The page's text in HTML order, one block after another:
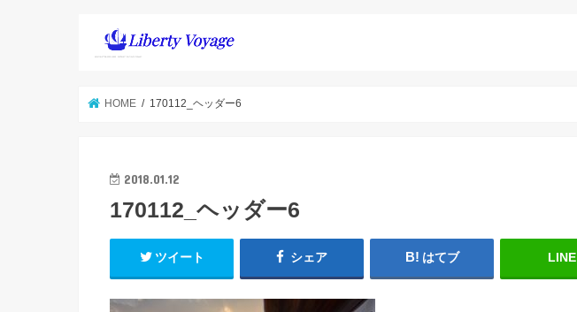
HOME 170112_ヘッダー6
2018.01.12
170112_ヘッダー6
ツイート シェア はてブ LINE